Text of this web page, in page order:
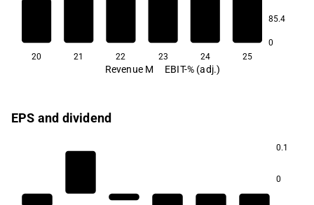
85.4
0
20 21 22 23 24 25
Revenue M EBIT-% (adj.)
EPS and dividend
0.1
0